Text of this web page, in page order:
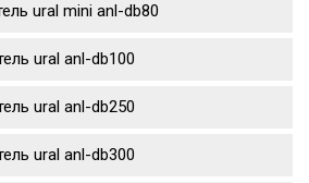
ural mini anl-db80
ural anl-db100
ural anl-db250
ural anl-db300